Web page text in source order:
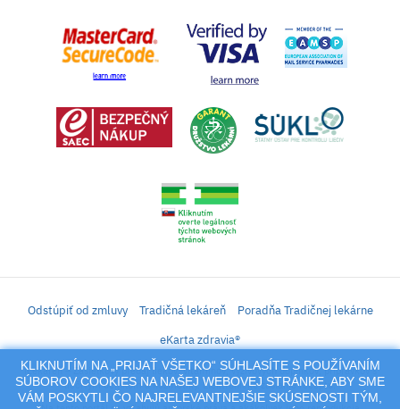
KLIKNUTÍM NA „PRIJAŤ VŠETKO“ SÚHLASÍTE S POUŽÍVANÍM
SÚBOROV COOKIES NA NAŠEJ WEBOVEJ STRÁNKE, ABY SME
VÁM POSKYTLI ČO NAJRELEVANTNEJŠIE SKÚSENOSTI TÝM,
Odstúpiť od zmluvy Tradičná lekáreň
Poradňa Tradičnej lekárne
eKarta zdravia®
iLekáreň – Zásielkový predaj liekov, vitamínov, výživových doplnkov, prípravkov s
liečivým účinkom a kozmetiky. Elektronické zaslanie receptu.